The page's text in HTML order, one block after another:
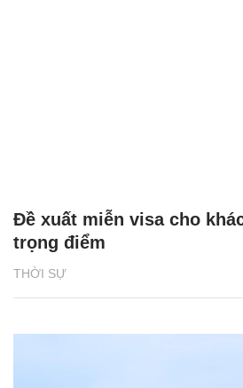
THỜI SỰ
Đề xuất miễn visa cho
trọng điểm